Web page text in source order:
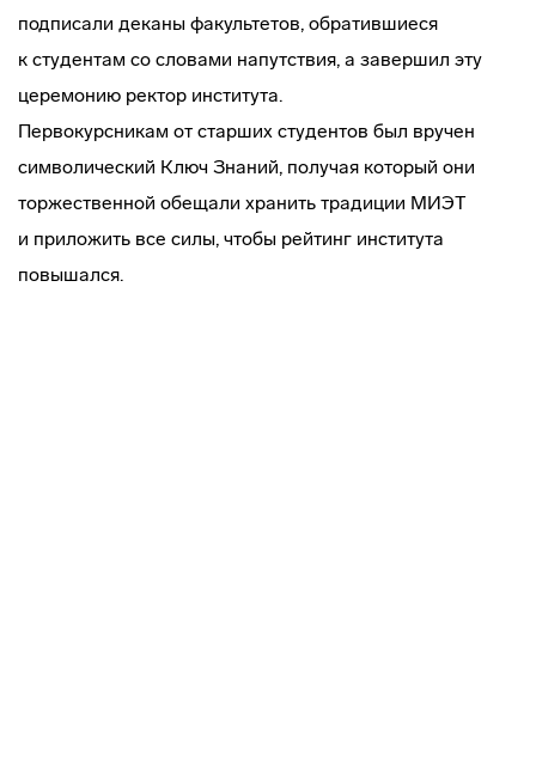
подписали деканы факультетов, обратившиеся
к студентам со словами напутствия, а завершил эту
церемонию ректор института.
Первокурсникам от старших студентов был вручен
символический Ключ Знаний, получая который они
торжественной обещали хранить традиции МИЭТ
и приложить все силы, чтобы рейтинг института
повышался.